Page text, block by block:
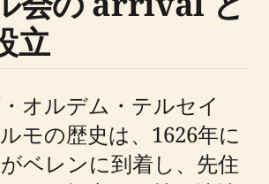
立
オルデム・テルセイ
モの歴史は、1626年に
ベレンに到着し、先住